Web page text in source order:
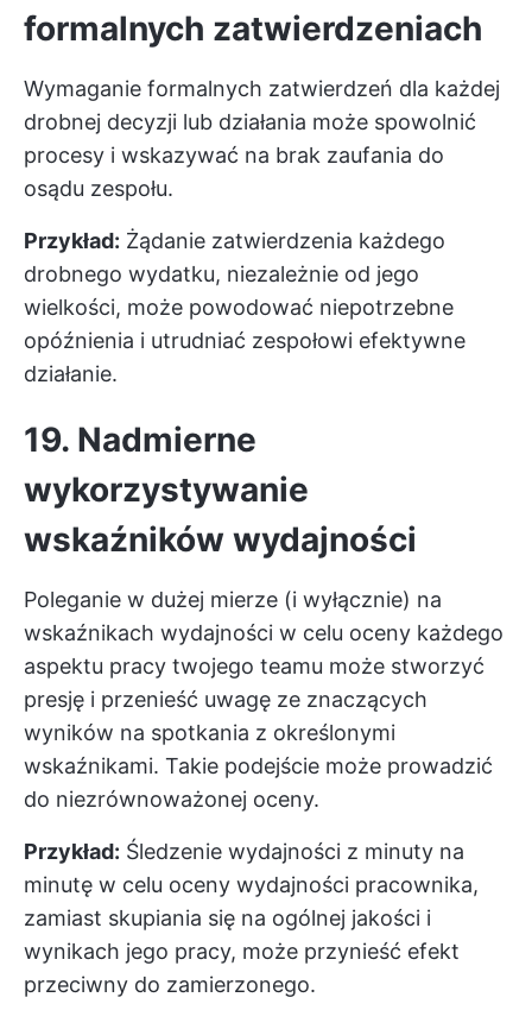
formalnych zatwierdzeniach
Wymaganie formalnych zatwierdzeń dla każdej
drobnej decyzji lub działania może spowolnić
procesy i wskazywać na brak zaufania do
osądu zespołu.
Przykład: Żądanie zatwierdzenia każdego
drobnego wydatku, niezależnie od jego
wielkości, może powodować niepotrzebne
opóźnienia i utrudniać zespołowi efektywne
działanie.
19. Nadmierne
wykorzystywanie
wskaźników wydajności
Poleganie w dużej mierze (i wyłącznie) na
wskaźnikach wydajności w celu oceny każdego
aspektu pracy twojego teamu może stworzyć
presję i przenieść uwagę ze znaczących
wyników na spotkania z określonymi
wskaźnikami. Takie podejście może prowadzić
do niezrównoważonej oceny.
Przykład: Śledzenie wydajności z minuty na
minutę w celu oceny wydajności pracownika,
zamiast skupiania się na ogólnej jakości i
wynikach jego pracy, może przynieść efekt
przeciwny do zamierzonego.